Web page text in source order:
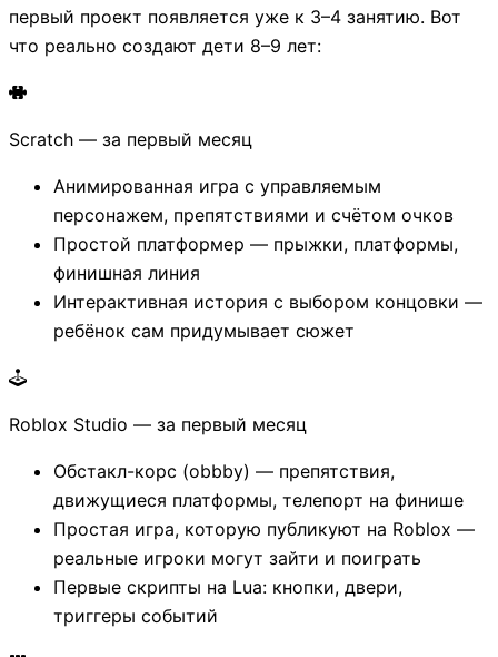
первый проект появляется уже к 3–4 занятию. Вот
что реально создают дети 8–9 лет:
Scratch — за первый месяц
Анимированная игра с управляемым
персонажем, препятствиями и счётом очков
Простой платформер — прыжки, платформы,
финишная линия
Интерактивная история с выбором концовки —
ребёнок сам придумывает сюжет
Roblox Studio — за первый месяц
Обстакл-корс (оbbby) — препятствия,
движущиеся платформы, телепорт на финише
Простая игра, которую публикуют на Roblox —
реальные игроки могут зайти и поиграть
Первые скрипты на Lua: кнопки, двери,
триггеры событий